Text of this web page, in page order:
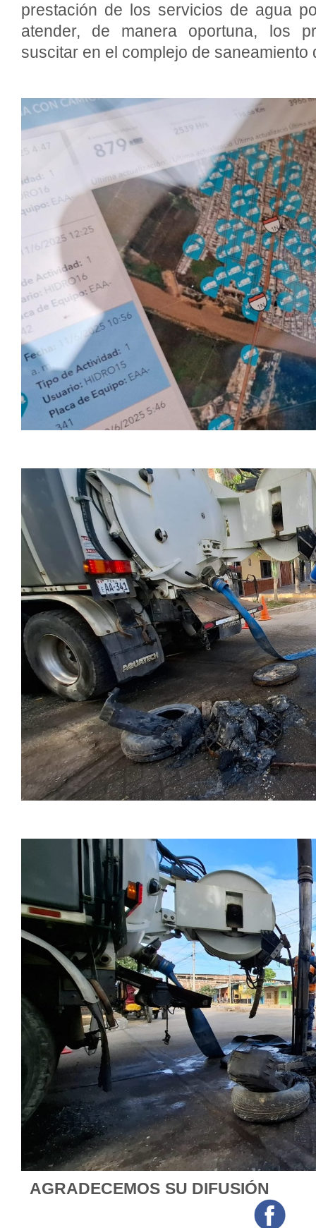
prestación de los servicios de agua
atender, de manera oportuna, los
suscitar en el complejo de saneamiento
AGRADECEMOS SU DIFUSIÓN